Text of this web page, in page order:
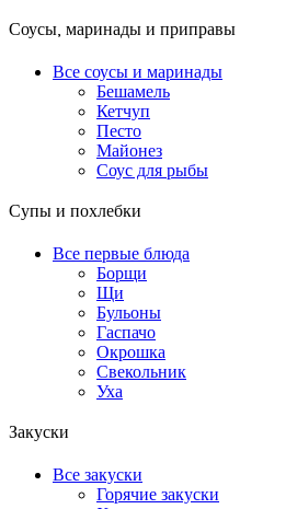
Соусы, маринады и приправы
Все соусы и маринады
Бешамель
Кетчуп
Песто
Майонез
Соус для рыбы
Супы и похлебки
Все первые блюда
Борщи
Щи
Бульоны
Гаспачо
Окрошка
Свекольник
Уха
Закуски
Все закуски
Горячие закуски